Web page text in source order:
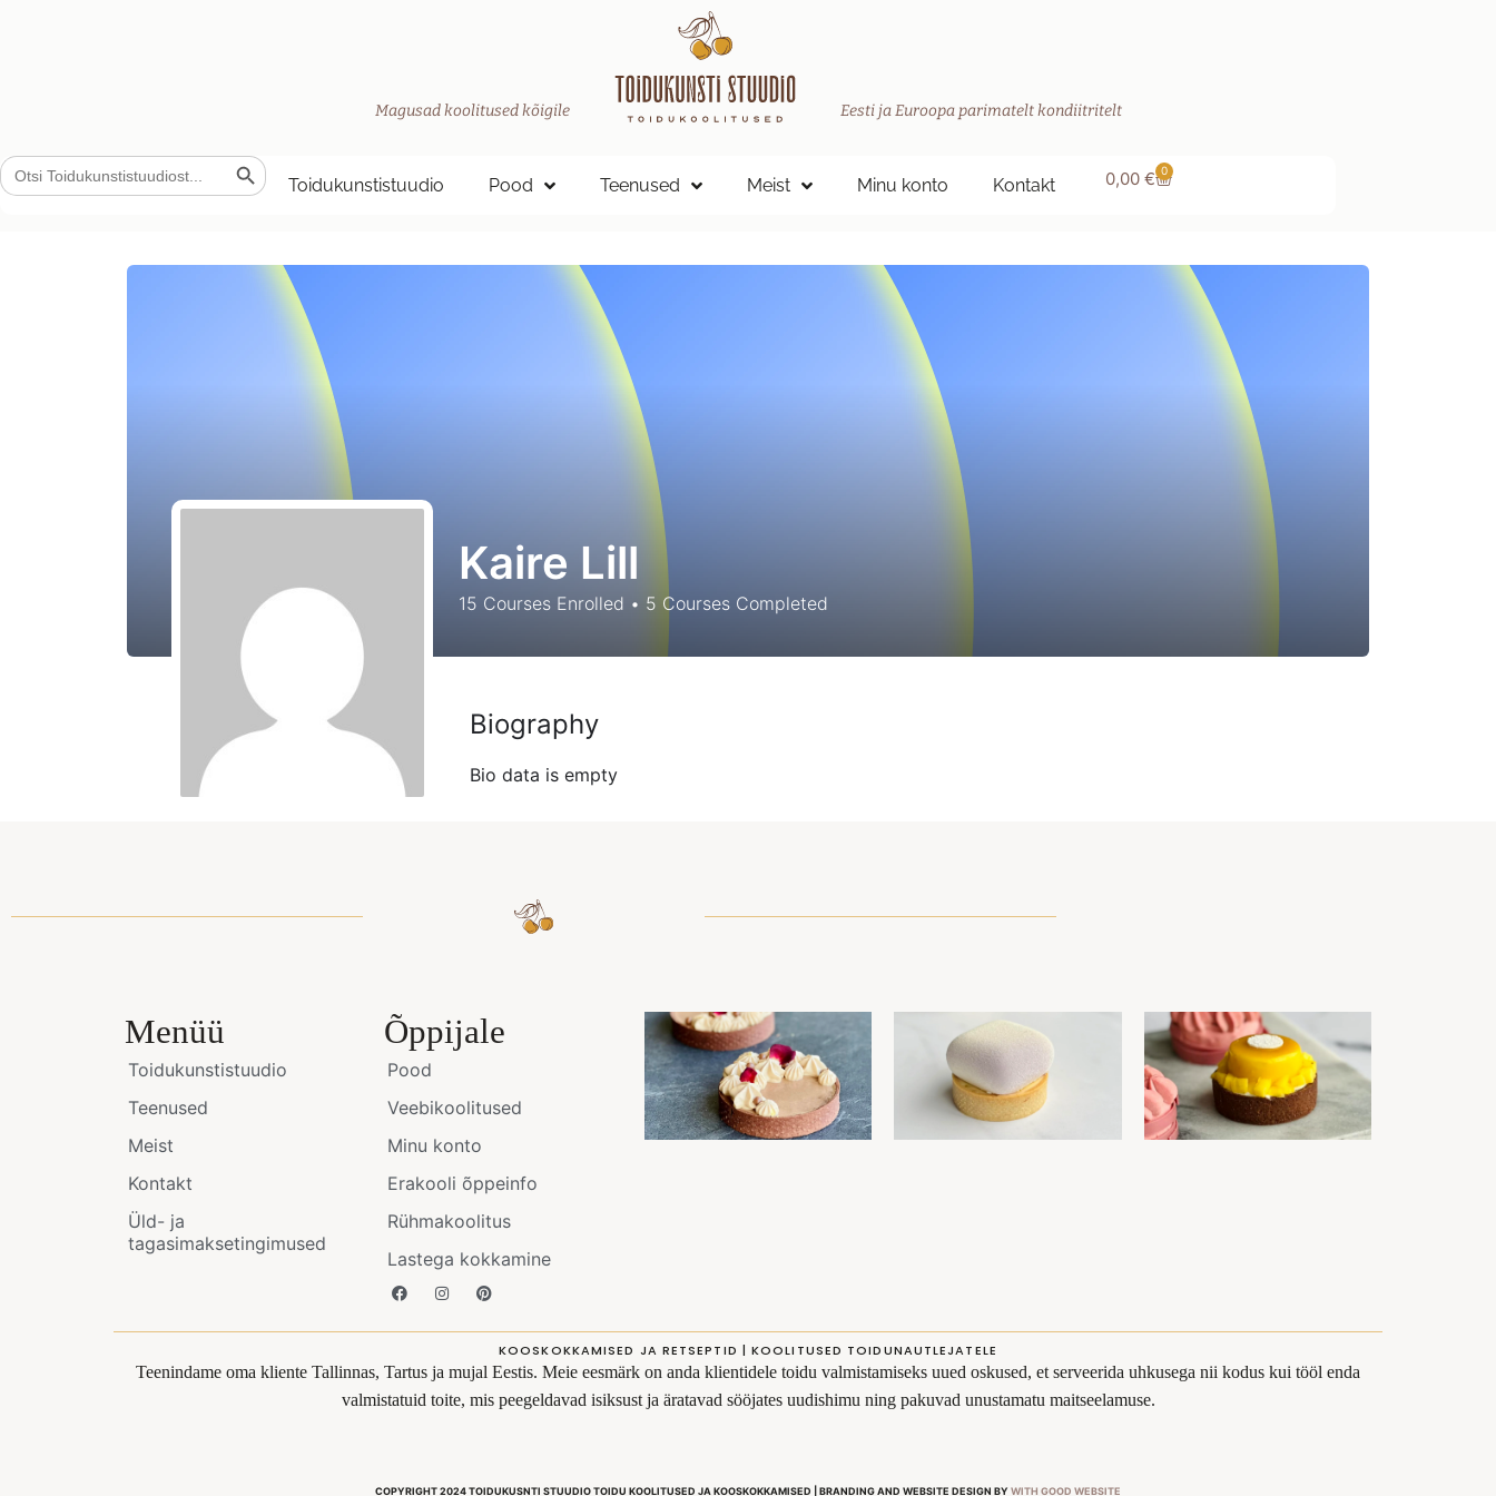
Magusad koolitused kõigile Eesti ja Euroopa parimatelt kondiitritelt
Search
for:
Search Button
Toidukunstistuudio Pood Teenused Meist Minu konto Kontakt 0,00 € 0
Kaire Lill
15 Courses Enrolled • 5 Courses Completed
Biography
Bio data is empty
Menüü
Toidukunstistuudio
Teenused
Meist
Kontakt
Üld- ja
tagasimaksetingimused
Õppijale
Pood
Veebikoolitused
Minu konto
Erakooli õppeinfo
Rühmakoolitus
Lastega kokkamine
KOOSKOKKAMISED JA RETSEPTID | KOOLITUSED TOIDUNAUTLEJATELE
Teenindame oma kliente Tallinnas, Tartus ja mujal Eestis. Meie eesmärk on anda klientidele toidu valmistamiseks uued oskused, et serveerida uhkusega nii kodus kui tööl enda
valmistatuid toite, mis peegeldavad isiksust ja äratavad sööjates uudishimu ning pakuvad unustamatu maitseelamuse.
COPYRIGHT 2024 TOIDUKUSNTI STUUDIO TOIDU KOOLITUSED JA KOOSKOKKAMISED | BRANDING AND WEBSITE DESIGN BY WITH GOOD WEBSITE